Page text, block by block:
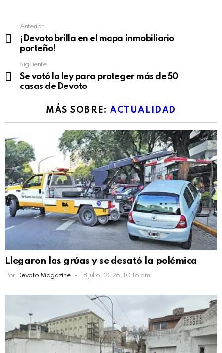
more
Anterior
¡Devoto brilla en el mapa inmobiliario
porteño!
Siguiente
Se votó la ley para proteger más de 50
casas de Devoto
MÁS SOBRE:ACTUALIDAD
Llegaron las grúas y se desató la polémica
Por Devoto Magazine 18 julio, 2026, 10:16 am